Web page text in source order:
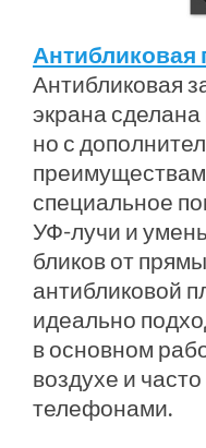
Антибликовая
Антибликовая
экрана сделана
но с
специальное
УФ-лучи и
бликов от
антибликовой
идеально
в основном
воздухе и
телефонами.